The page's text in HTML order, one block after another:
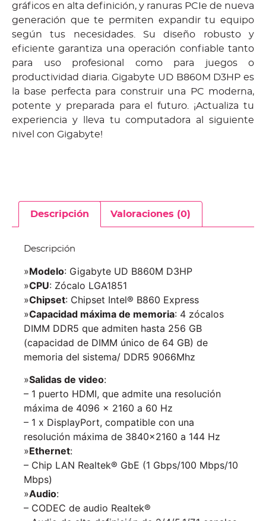
gráficos en alta definición, y ranuras PCIe de nueva
generación que te permiten expandir tu equipo
según tus necesidades. Su diseño robusto y
eficiente garantiza una operación confiable tanto
para uso profesional como para juegos o
productividad diaria. Gigabyte UD B860M D3HP es
la base perfecta para construir una PC moderna,
potente y preparada para el futuro. ¡Actualiza tu
experiencia y lleva tu computadora al siguiente
nivel con Gigabyte!
Descripción Valoraciones (0)
Descripción
»Modelo: Gigabyte UD B860M D3HP
»CPU: Zócalo LGA1851
»Chipset: Chipset Intel® B860 Express
»Capacidad máxima de memoria: 4 zócalos
DIMM DDR5 que admiten hasta 256 GB
(capacidad de DIMM único de 64 GB) de
memoria del sistema/ DDR5 9066Mhz
»Salidas de video:
– 1 puerto HDMI, que admite una resolución
máxima de 4096 x 2160 a 60 Hz
– 1 x DisplayPort, compatible con una
resolución máxima de 3840×2160 a 144 Hz
»Ethernet:
– Chip LAN Realtek® GbE (1 Gbps/100 Mbps/10
Mbps)
»Audio:
– CODEC de audio Realtek®